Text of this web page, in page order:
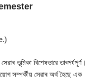
ভূমিকা বিশেষভাৱে তাৎপর্যপূর্ণ।
সম্পৰ্কীয় সেৱাৰ অৰ্থ হৈছে এক